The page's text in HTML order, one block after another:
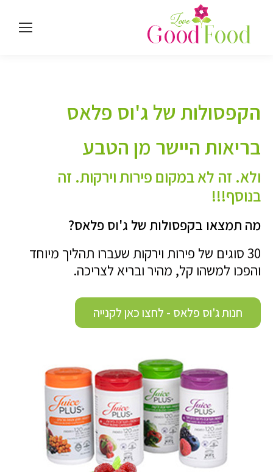
הקפסולות של ג'וס פלאס
בריאות היישר מן הטבע
ולא. זה לא במקום פירות וירקות. זה
בנוסף!!!
מה תמצאו בקפסולות של ג'וס פלאס?
30 סוגים של פירות וירקות שעברו תהליך מיוחד
והפכו למשהו קל, מהיר ובריא לצריכה.
חנות ג'וס פלאס - לחצו כאן לקנייה